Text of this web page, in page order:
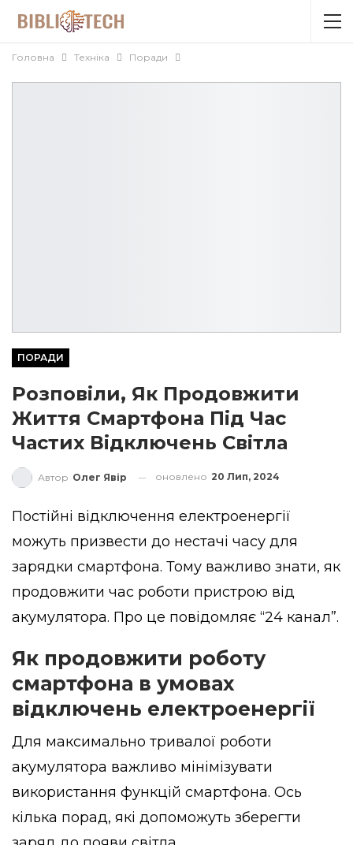
Головна Техніка Поради
ПОРАДИ
Розповіли, Як Продовжити
Життя Смартфона Під Час
Частих Відключень Світла
Автор Олег Явір оновлено 20 Лип, 2024
Постійні відключення електроенергії
можуть призвести до нестачі часу для
зарядки смартфона. Тому важливо знати, як
продовжити час роботи пристрою від
акумулятора. Про це повідомляє “24 канал”.
Як продовжити роботу
смартфона в умовах
відключень електроенергії
Для максимально тривалої роботи
акумулятора важливо мінімізувати
використання функцій смартфона. Ось
кілька порад, які допоможуть зберегти